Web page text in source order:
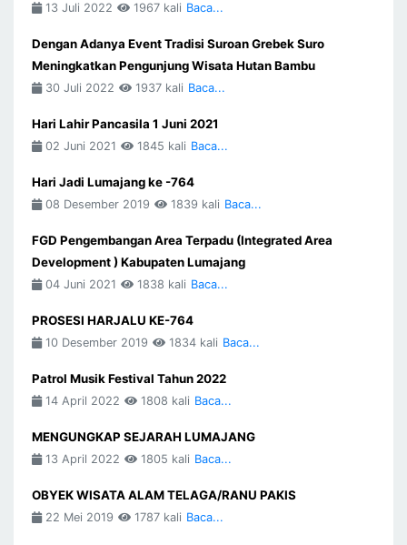
13 Juli 2022 1967 kali Baca...
Dengan Adanya Event Tradisi Suroan Grebek Suro
Meningkatkan Pengunjung Wisata Hutan Bambu
30 Juli 2022 1937 kali Baca...
Hari Lahir Pancasila 1 Juni 2021
02 Juni 2021 1845 kali Baca...
Hari Jadi Lumajang ke -764
08 Desember 2019 1839 kali Baca...
FGD Pengembangan Area Terpadu (Integrated Area
Development ) Kabupaten Lumajang
04 Juni 2021 1838 kali Baca...
PROSESI HARJALU KE-764
10 Desember 2019 1834 kali Baca...
Patrol Musik Festival Tahun 2022
14 April 2022 1808 kali Baca...
MENGUNGKAP SEJARAH LUMAJANG
13 April 2022 1805 kali Baca...
OBYEK WISATA ALAM TELAGA/RANU PAKIS
22 Mei 2019 1787 kali Baca...